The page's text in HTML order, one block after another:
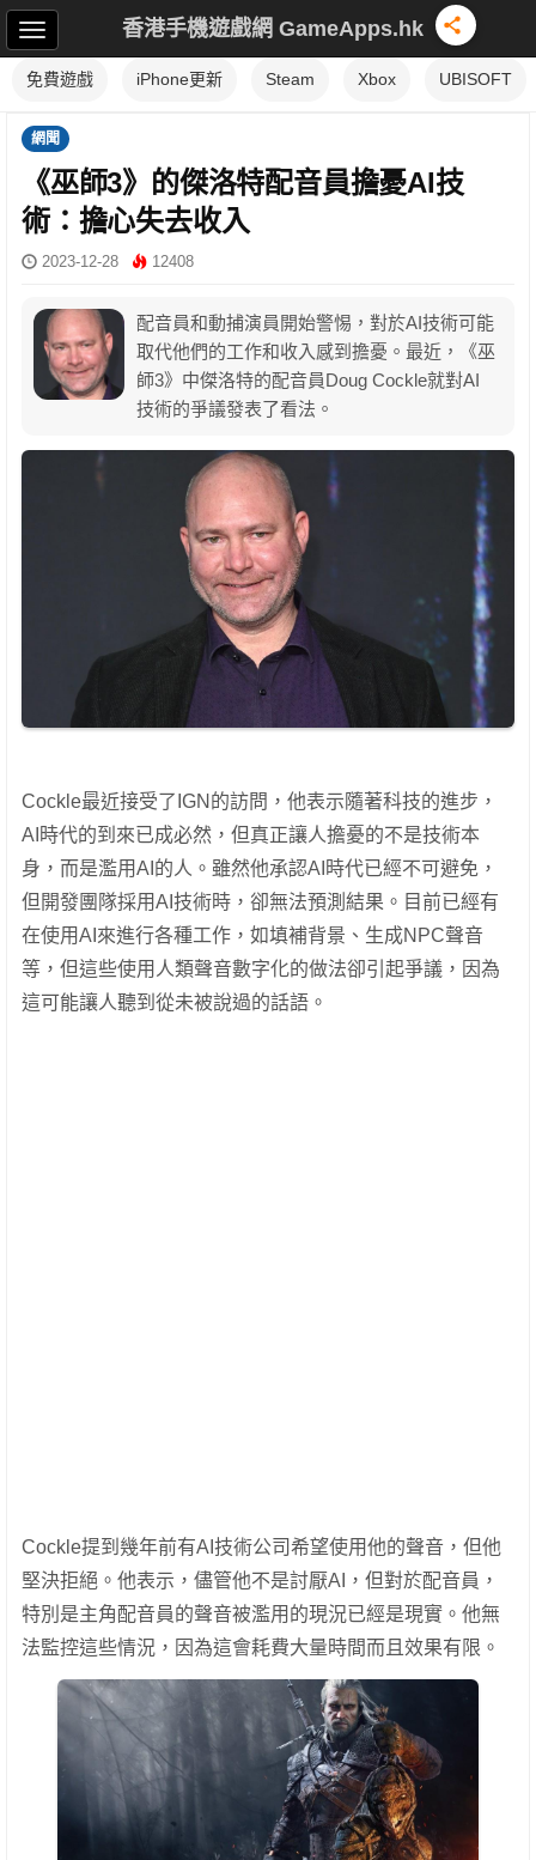
香港手機遊戲網 GameApps.hk
免費遊戲 iPhone更新 Steam Xbox UBISOFT
網聞
《巫師3》的傑洛特配音員擔憂AI技
術：擔心失去收入
2023-12-28 12408
配音員和動捕演員開始警惕，對於AI技術可能
取代他們的工作和收入感到擔憂。最近，《巫
師3》中傑洛特的配音員Doug Cockle就對AI
技術的爭議發表了看法。
Cockle最近接受了IGN的訪問，他表示隨著科技的進步，
AI時代的到來已成必然，但真正讓人擔憂的不是技術本
身，而是濫用AI的人。雖然他承認AI時代已經不可避免，
但開發團隊採用AI技術時，卻無法預測結果。目前已經有
在使用AI來進行各種工作，如填補背景、生成NPC聲音
等，但這些使用人類聲音數字化的做法卻引起爭議，因為
這可能讓人聽到從未被說過的話語。
Cockle提到幾年前有AI技術公司希望使用他的聲音，但他
堅決拒絕。他表示，儘管他不是討厭AI，但對於配音員，
特別是主角配音員的聲音被濫用的現況已經是現實。他無
法監控這些情況，因為這會耗費大量時間而且效果有限。